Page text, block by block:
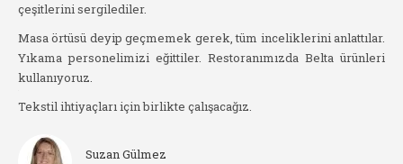
çeşitlerini sergilediler.
Masa örtüsü deyip geçmemek gerek, tüm inceliklerini anlattılar.
Yıkama personelimizi eğittiler. Restoranımızda Belta ürünleri
kullanıyoruz.
Tekstil ihtiyaçları için birlikte çalışacağız.
Suzan Gülmez